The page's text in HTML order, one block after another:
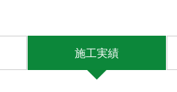
施工実績